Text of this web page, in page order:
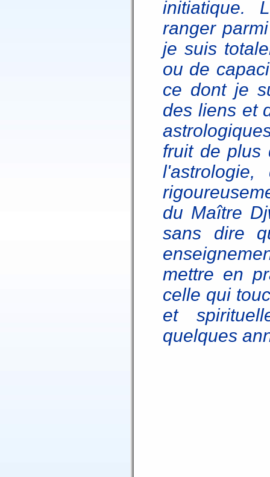
initiatique.
ranger
je suis
ou de
ce dont je
des liens et
fruit de plus
du Maître
sans dire
mettre en
celle qui
et
quelques